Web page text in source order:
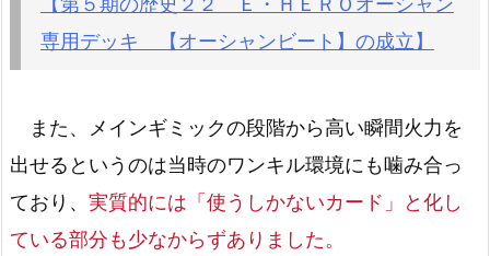
【第５期の歴史２２ Ｅ・ＨＥＲＯオーシャン
専用デッキ 【オーシャンビート】の成立】
また、メインギミックの段階から高い瞬間火力を
出せるというのは当時のワンキル環境にも噛み合っ
ており、 実質的には「使うしかないカード」と化し
ている部分も少なからずありました。